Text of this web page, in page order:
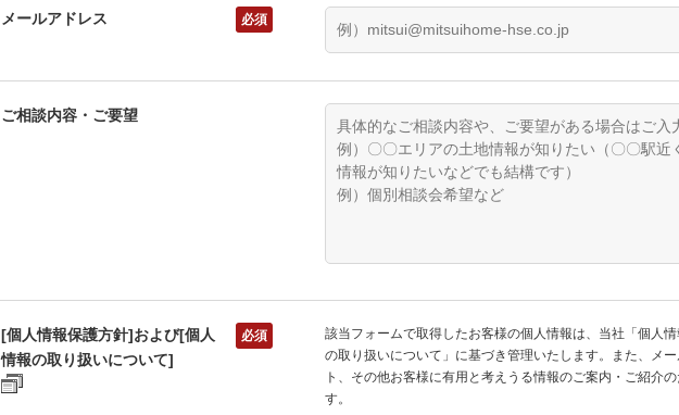
メールアドレス 必須
ご相談内容・ご要望
[個人情報保護方針]および[個人
情報の取り扱いについて]
必須
該当フォームで取得したお客様の個人情報は、当社「個人
の取り扱いについて」に基づき管理いたします。また、メ
ト、その他お客様に有用と考えうる情報のご案内・ご紹介
す。